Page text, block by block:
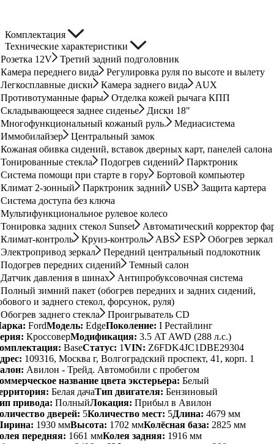
Комплектация
Технические характеристики
Розетка 12V
Третий задний подголовник
Камера переднего вида
Регулировка руля по высоте и вылету
Легкосплавные диски
Камера заднего вида
AUX
Противотуманные фары
Отделка кожей рычага КПП
Складывающееся заднее сиденье
Диски 18"
Многофункциональный кожаный руль.
Медиасистема
Иммобилайзер
Центральный замок
Кожаная обивка сидений, вставок дверных карт, панелей салона
Тонированные стекла
Подогрев сидений
Парктроник
Система помощи при старте в гору
Бортовой компьютер
Климат 2-зонный
Парктроник задний USB
Защита картера
Система доступа без ключа
Мультифункциональное рулевое колесо
Тонировка задних стекол Sunset
Автоматический корректор
Климат-контроль
Круиз-контроль ABS ESP
Обогрев зеркал
Электропривод зеркал
Передний центральный подлокотник
Подогрев передних сидений
Темный салон
Датчик давления в шинах
Антипробуксовочная система
Полный зимний пакет (обогрев передних и задних сидений,
и заднего стекол, форсунок, руля)
Обогрев заднего стекла
Проигрыватель CD
FordМодель: EdgeПоколение: I Рестайлинг
КроссоверМодификация: 3.5 AT AWD (288 л.с.)
BaseСтатус: 1VIN: Z6FDK4JC1DBE29304
109316, Москва г, Волгоградский проспект, 41, корп. 1
Авилон - Трейд. Автомобили с пробегом
название цвета экстерьера: Белый
Белая дачаТип двигателя: Бензиновый
привода: ПолныйЛокация: Прибыл в Авилон
дверей: 5Количество мест: 5Длина: 4679 мм
1930 ммВысота: 1702 ммКолёсная база: 2825 мм
передняя: 1661 ммКолея задняя: 1916 мм